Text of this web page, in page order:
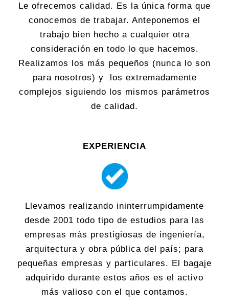
Le ofrecemos calidad. Es la única forma que
conocemos de trabajar. Anteponemos el
trabajo bien hecho a cualquier otra
consideración en todo lo que hacemos.
Realizamos los más pequeños (nunca lo son
para nosotros) y los extremadamente
complejos siguiendo los mismos parámetros
de calidad.
EXPERIENCIA
Llevamos realizando ininterrumpidamente
desde 2001 todo tipo de estudios para las
empresas más prestigiosas de ingeniería,
arquitectura y obra pública del país; para
pequeñas empresas y particulares. El bagaje
adquirido durante estos años es el activo
más valioso con el que contamos.